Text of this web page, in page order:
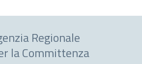
Regionale
la Committenza